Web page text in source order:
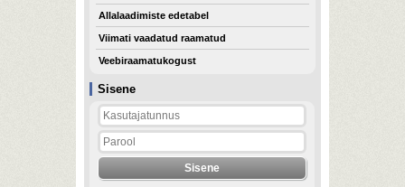
Sisene
Allalaadimiste edetabel
Viimati vaadatud raamatud
Veebiraamatukogust